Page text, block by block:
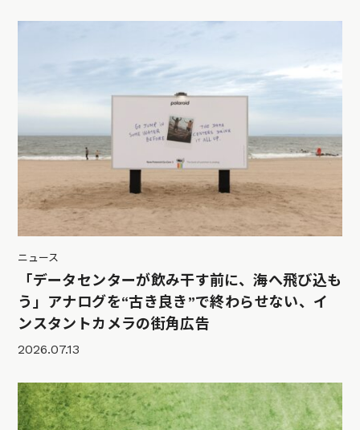
ニュース
「データセンターが飲み干す前に、海へ飛び込も
う」アナログを“古き良き”で終わらせない、イ
ンスタントカメラの街角広告
2026.07.13